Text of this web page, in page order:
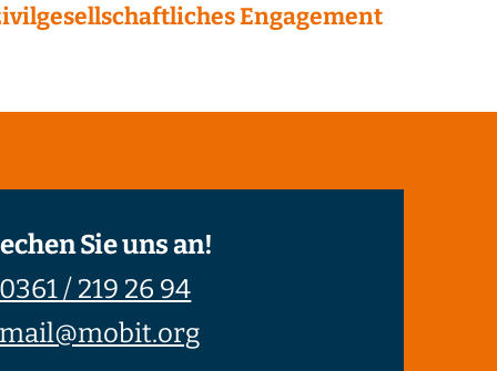
Engagement
Sie uns an!
0361 / 219 26 94
mail@mobit.org